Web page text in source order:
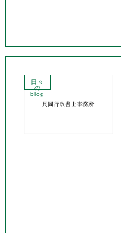
日々
の
blog